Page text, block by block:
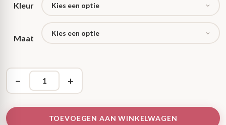
Kleur
Maat
− +
TOEVOEGEN AAN WINKELWAGEN